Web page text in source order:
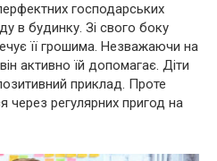
господарських
в будинку. Зі свого боку
її грошима. Незважаючи на
активно їй допомагає. Діти
приклад. Проте
через регулярних пригод на